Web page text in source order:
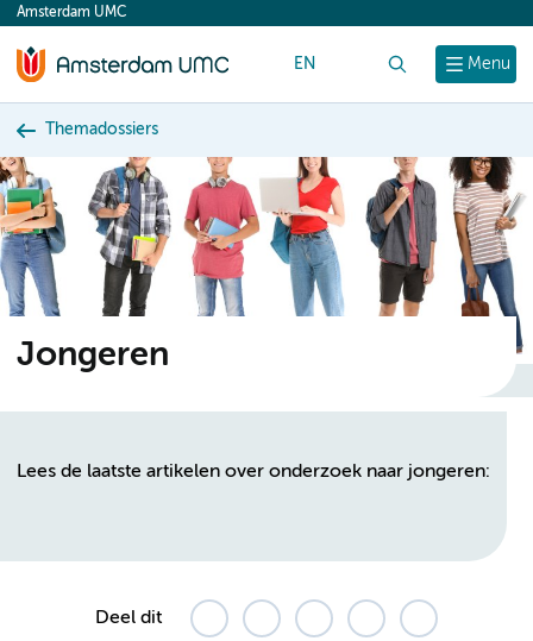
content
Menu
Amsterdam UMC
EN
Themadossiers
Jongeren
Lees de laatste artikelen over onderzoek naar jongeren:
Deel dit